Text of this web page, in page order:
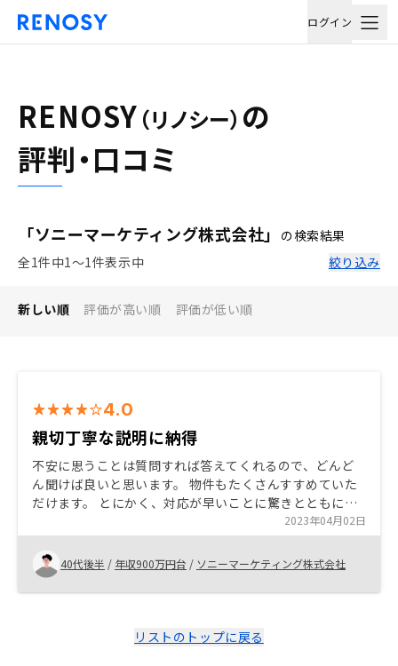
ログイン
RENOSY （リノシー） の
評判・口コミ
「ソニーマーケティング株式会社」
の検索結果
全1件中1〜1件表示中
絞り込み
新しい順 評価が高い順 評価が低い順
4.0
親切丁寧な説明に納得
不安に思うことは質問すれば答えてくれるので、どんど
ん聞けば良いと思います。 物件もたくさんすすめていた
だけます。 とにかく、対応が早いことに驚きとともに感
心しています。 チームでご対応いただけるのも嬉しいで
す。
2023年04月02日
40代後半 / 年収900万円台 / ソニーマーケティング株式会社
リストのトップに戻る